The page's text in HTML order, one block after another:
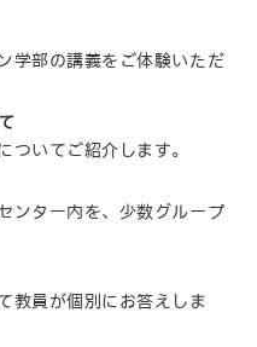
学部の講義をご体験いただ
ついてご紹介します。
ンター内を、少数グループ
教員が個別にお答えしま